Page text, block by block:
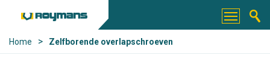
Home > Zelfborende overlapschroeven